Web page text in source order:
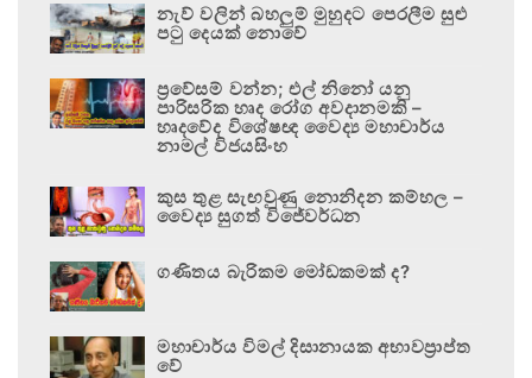
නැව් වලින් බහලුම් මුහුදට පෙරලීම සුළු
පටු දෙයක් නොවේ
ප්‍රවේසම් වන්න; එල් නිනෝ යනු
පාරිසරික හෘද රෝග අවදානමකි –
හෘදවේද විශේෂඥ වෛද්‍ය මහාචාර්ය
නාමල් විජයසිංහ
කුස තුළ සැඟවුණු නොනිදන කම්හල –
වෛද්‍ය සුගත් විජේවර්ධන
ගණිතය බැරිකම මෝඩකමක් ද?
මහාචාර්ය විමල් දිසානායක අභාවප්‍රාප්ත
වේ